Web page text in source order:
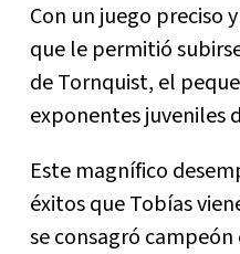
Con un juego preciso
que le permitió
de Tornquist, el
exponentes juveniles
Este magnífico
éxitos que Tobías
se consagró